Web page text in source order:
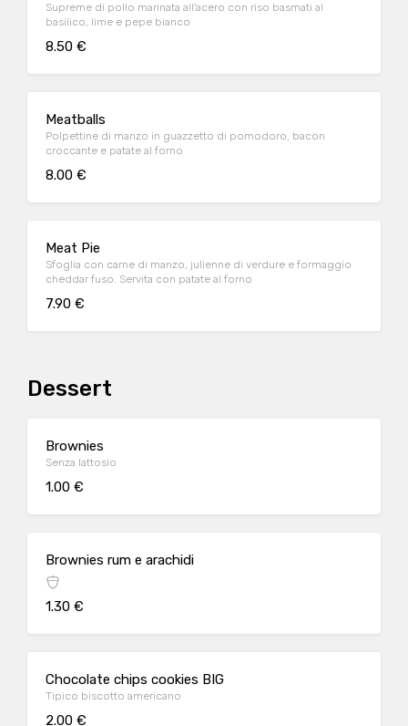
Supreme di pollo marinata all'acero con riso basmati al
basilico, lime e pepe bianco
8.50 €
Meatballs
Polpettine di manzo in guazzetto di pomodoro, bacon
croccante e patate al forno
8.00 €
Meat Pie
Sfoglia con carne di manzo, julienne di verdure e formaggio
cheddar fuso. Servita con patate al forno
7.90 €
Dessert
Brownies
Senza lattosio
1.00 €
Brownies rum e arachidi
1.30 €
Chocolate chips cookies BIG
Tipico biscotto americano
2.00 €